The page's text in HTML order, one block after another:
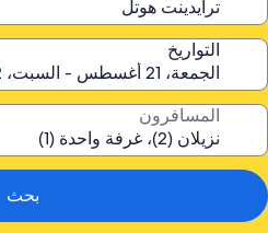
التواريخ
المسافرون
بحث